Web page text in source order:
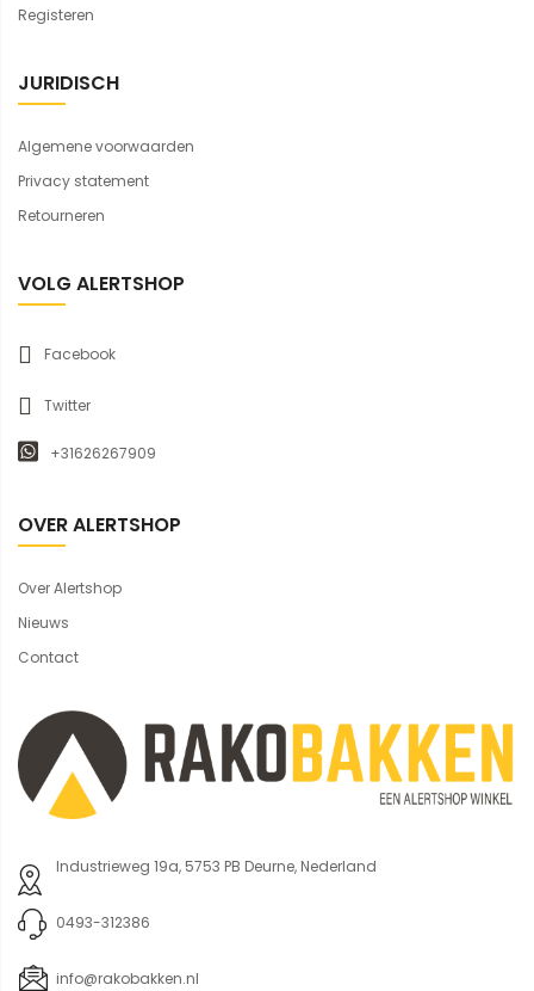
Registeren
JURIDISCH
Algemene voorwaarden
Privacy statement
Retourneren
VOLG ALERTSHOP
Facebook
Twitter
+31626267909
OVER ALERTSHOP
Over Alertshop
Nieuws
Contact
Industrieweg 19a, 5753 PB Deurne, Nederland
0493-312386
info@rakobakken.nl